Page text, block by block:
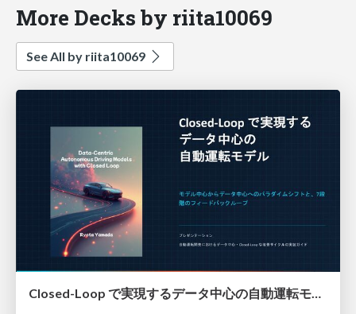
More Decks by riita10069
See All by riita10069
Closed-Loop で実現するデータ中心の自動運転モデル / Data-Centric Autonomous Driving Models with Closed Loop